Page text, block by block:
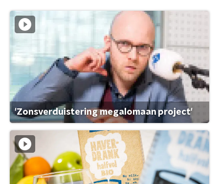
'Zonsverduistering megalomaan project'